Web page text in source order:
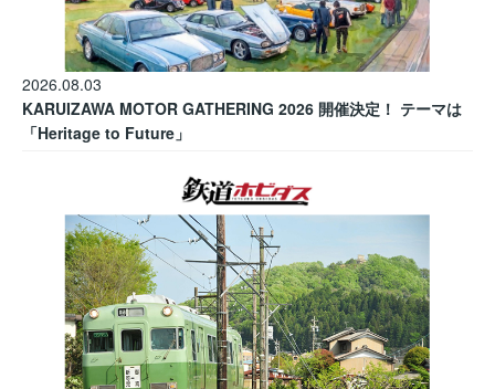
2026.08.03
KARUIZAWA MOTOR GATHERING 2026 開催決定！ テーマは
「Heritage to Future」